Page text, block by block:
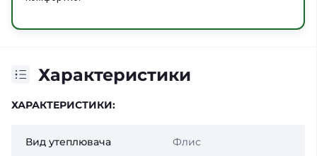
Характеристики
ХАРАКТЕРИСТИКИ:
Вид утеплювача Флис